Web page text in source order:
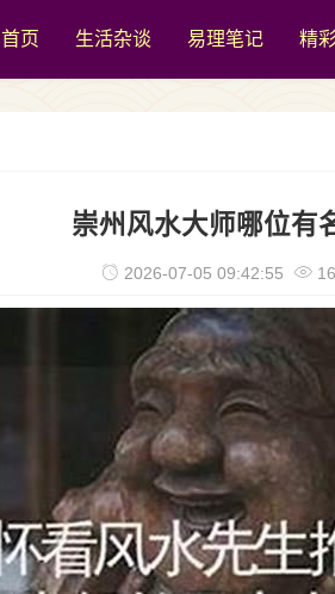
首页 生活杂谈 易理笔记 精
崇州风水大师哪位有
2026-07-05 09:42:55